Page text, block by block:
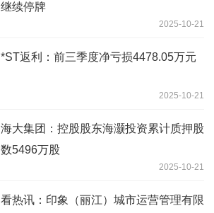
继续停牌
2025-10-21
*ST返利：前三季度净亏损4478.05万元
2025-10-21
海大集团：控股股东海灏投资累计质押股
数5496万股
2025-10-21
看热讯：印象（丽江）城市运营管理有限